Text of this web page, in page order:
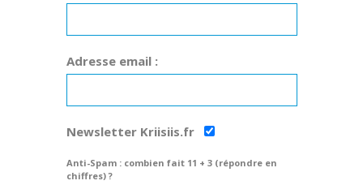
Adresse email :
Newsletter Kriisiis.fr
Anti-Spam : combien fait 11 + 3 (répondre en
chiffres) ?